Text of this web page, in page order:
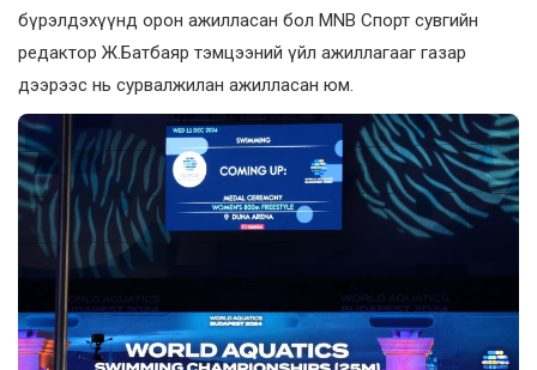
бүрэлдэхүүнд орон ажилласан бол MNB Спорт сувгийн
редактор Ж.Батбаяр тэмцээний үйл ажиллагааг газар
дээрээс нь сурвалжилан ажилласан юм.